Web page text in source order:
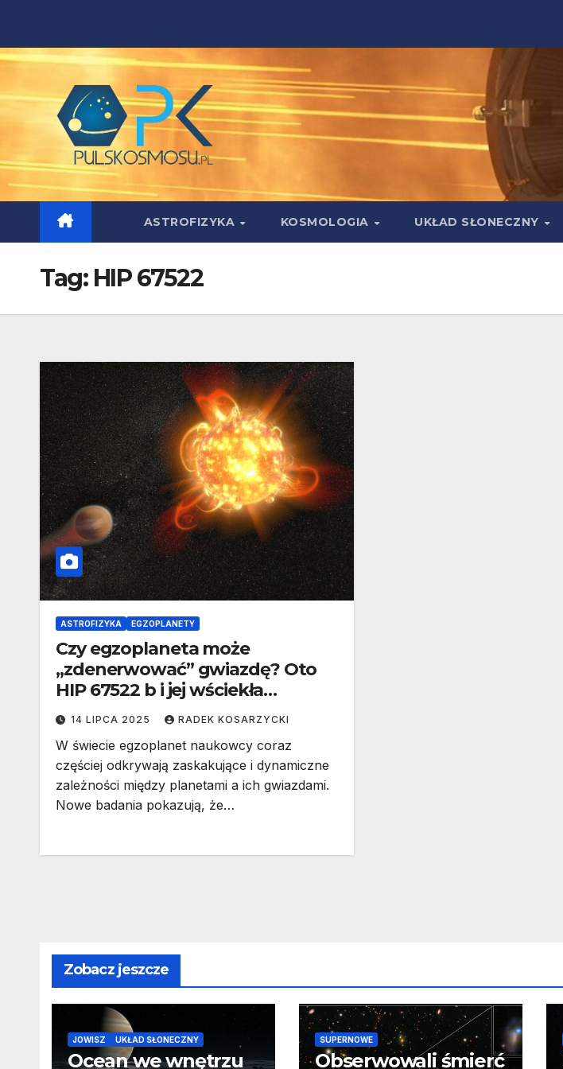
content
ASTROFIZYKA KOSMOLOGIA UKŁAD SŁONECZNY
Tag: HIP 67522
ASTROFIZYKA EGZOPLANETY
Czy egzoplaneta może
„zdenerwować” gwiazdę? Oto
HIP 67522 b i jej wściekła
gwiazda
14 LIPCA 2025 RADEK KOSARZYCKI
W świecie egzoplanet naukowcy coraz
częściej odkrywają zaskakujące i dynamiczne
zależności między planetami a ich gwiazdami.
Nowe badania pokazują, że…
Zobacz jeszcze
JOWISZ UKŁAD SŁONECZNY
Ocean we wnętrzu
SUPERNOWE
Obserwowali śmierć